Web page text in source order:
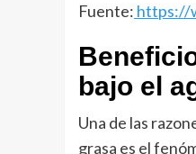
Fuente: https://
bajo el
Una de las
grasa es el